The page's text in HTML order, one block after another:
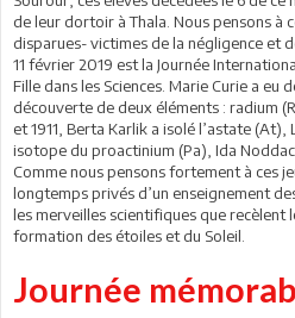
de leur dortoir à Thala. Nous pensons à
disparues- victimes de la négligence et
11 février 2019 est la Journée
Fille dans les Sciences. Marie Curie a eu
découverte de deux éléments : radium
et 1911, Berta Karlik a isolé l’astate
isotope du proactinium (Pa), Ida
Comme nous pensons fortement à ces
longtemps privés d’un enseignement
les merveilles scientifiques que recèlent
formation des étoiles et du Soleil.
Journée